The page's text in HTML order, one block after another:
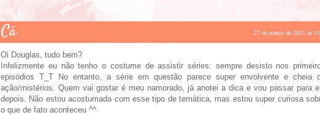
Cá 27 de março de 2015 às
Oi Douglas, tudo bem?
Infelizmente eu não tenho o costume de assistir séries: sempre desisto nos
episódios T_T No entanto, a série em questão parece super envolvente e cheia
ação/mistérios. Quem vai gostar é meu namorado, já anotei a dica e vou passar para
depois. Não estou acostumada com esse tipo de temática, mas estou super curiosa
o que de fato aconteceu ^^